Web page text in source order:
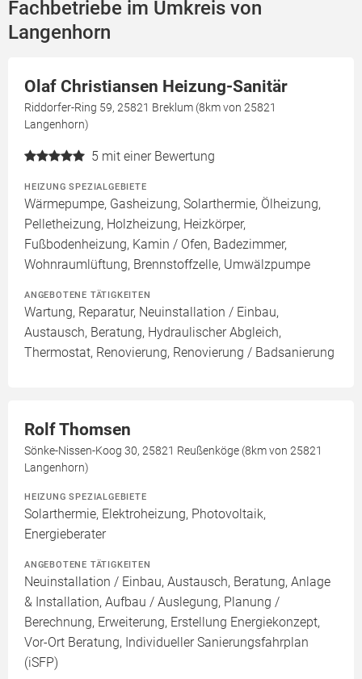
Fachbetriebe im Umkreis von
Langenhorn
Olaf Christiansen Heizung-Sanitär
Riddorfer-Ring 59, 25821 Breklum (8km von 25821
Langenhorn)
5 mit einer Bewertung
HEIZUNG SPEZIALGEBIETE
Wärmepumpe, Gasheizung, Solarthermie, Ölheizung,
Pelletheizung, Holzheizung, Heizkörper,
Fußbodenheizung, Kamin / Ofen, Badezimmer,
Wohnraumlüftung, Brennstoffzelle, Umwälzpumpe
ANGEBOTENE TÄTIGKEITEN
Wartung, Reparatur, Neuinstallation / Einbau,
Austausch, Beratung, Hydraulischer Abgleich,
Thermostat, Renovierung, Renovierung / Badsanierung
Rolf Thomsen
Sönke-Nissen-Koog 30, 25821 Reußenköge (8km von 25821
Langenhorn)
HEIZUNG SPEZIALGEBIETE
Solarthermie, Elektroheizung, Photovoltaik,
Energieberater
ANGEBOTENE TÄTIGKEITEN
Neuinstallation / Einbau, Austausch, Beratung, Anlage
& Installation, Aufbau / Auslegung, Planung /
Berechnung, Erweiterung, Erstellung Energiekonzept,
Vor-Ort Beratung, Individueller Sanierungsfahrplan
(iSFP)